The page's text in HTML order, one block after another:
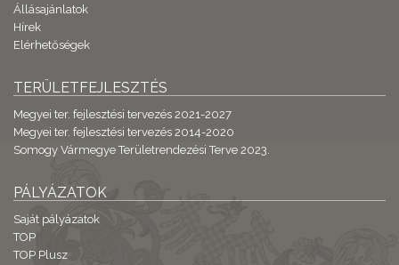
Állásajánlatok
Hírek
Elérhetőségek
TERÜLETFEJLESZTÉS
Megyei ter. fejlesztési tervezés 2021-2027
Megyei ter. fejlesztési tervezés 2014-2020
Somogy Vármegye Területrendezési Terve 2023.
PÁLYÁZATOK
Saját pályázatok
TOP
TOP Plusz